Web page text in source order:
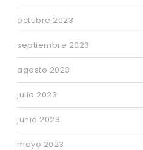
octubre 2023
septiembre 2023
agosto 2023
julio 2023
junio 2023
mayo 2023